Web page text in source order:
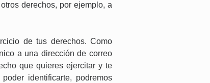
derechos, por ejemplo, a
de tus derechos. Como
a una dirección de correo
que quieres ejercitar y te
identificarte, podremos